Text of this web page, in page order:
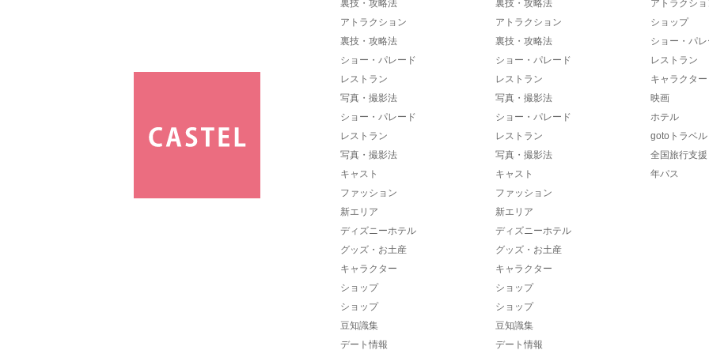
裏技・攻略法
アトラクション
裏技・攻略法
ショー・パレード
レストラン
写真・撮影法
ショー・パレード
レストラン
写真・撮影法
キャスト
ファッション
新エリア
ディズニーホテル
グッズ・お土産
キャラクター
ショップ
ショップ
豆知識集
デート情報
裏技・攻略法
アトラクション
裏技・攻略法
ショー・パレード
レストラン
写真・撮影法
ショー・パレード
レストラン
写真・撮影法
キャスト
ファッション
新エリア
ディズニーホテル
グッズ・お土産
キャラクター
ショップ
ショップ
豆知識集
デート情報
アトラクシ
ショップ
ショー・パ
レストラン
キャラクター
映画
ホテル
gotoトラベル
全国旅行支援
年パス